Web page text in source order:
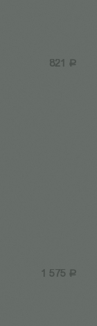
821 Р
1 575 Р